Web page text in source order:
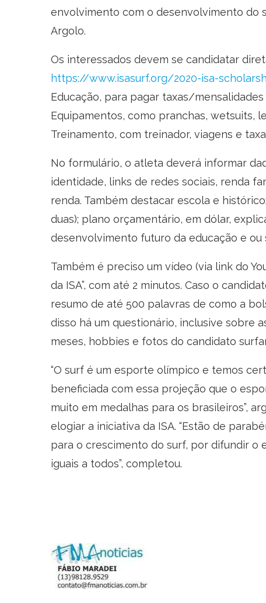
envolvimento com o desenvolvimento do
Argolo.
Os interessados devem se candidatar
https://www.isasurf.org/2020-isa-
Educação, para pagar taxas/
Equipamentos, como pranchas, wetsuits,
Treinamento, com treinador, viagens e
No formulário, o atleta deverá informar
identidade, links de redes sociais, renda
renda. Também destacar escola e
duas); plano orçamentário, em dólar,
desenvolvimento futuro da educação e ou
Também é preciso um vídeo (via link do
da ISA”, com até 2 minutos. Caso o
resumo de até 500 palavras de como a
disso há um questionário, inclusive sobre
meses, hobbies e fotos do candidato
“O surf é um esporte olímpico e temos
beneficiada com essa projeção que o
muito em medalhas para os brasileiros”,
elogiar a iniciativa da ISA. “Estão de
para o crescimento do surf, por difundir
iguais a todos”, completou.